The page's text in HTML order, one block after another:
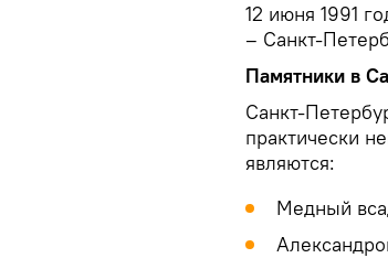
12 июня 1991
– Санкт-
Памятники в
Санкт-
практически
являются:
Медный